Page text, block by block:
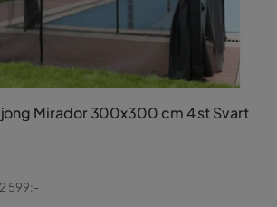
Mirador 300x300 cm 4 st Svart
2 599:-